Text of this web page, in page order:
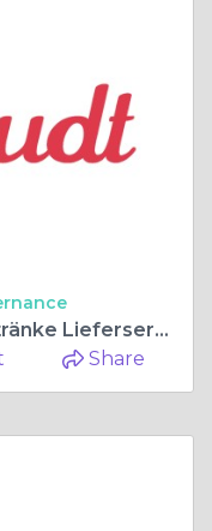
Obergudt: Ihr Partner für Getränke Lieferservice Berlin und moderne Mitarbeiterverpflegung
Share